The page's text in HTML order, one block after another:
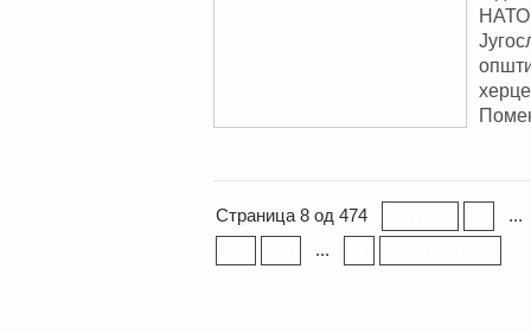
НАТО
Страница 8 од 474
...
...